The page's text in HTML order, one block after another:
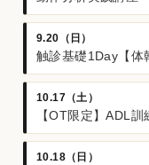
9.20（日）
触診基礎1Day【体
10.17（土）
【OT限定】ADL
10.18（日）